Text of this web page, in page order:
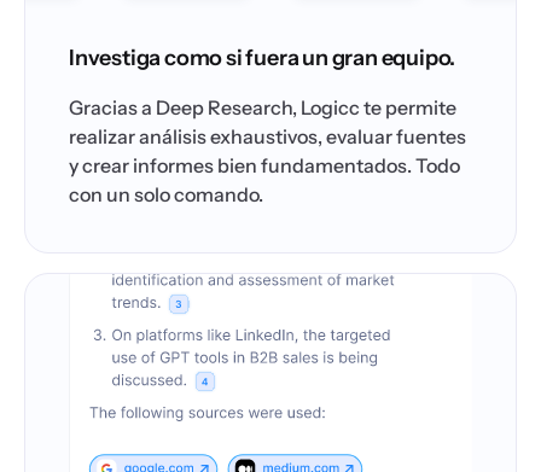
Investiga como si fuera un gran equipo.
Gracias a Deep Research, Logicc te permite
realizar análisis exhaustivos, evaluar fuentes
y crear informes bien fundamentados. Todo
con un solo comando.